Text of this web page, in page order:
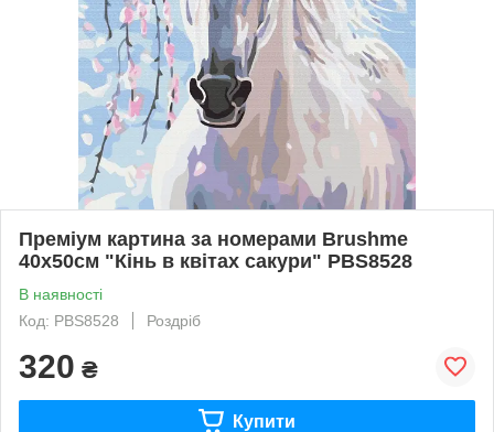
Преміум картина за номерами Brushme
40x50см "Кінь в квітах сакури" PBS8528
В наявності
Код: PBS8528
Роздріб
320 ₴
Купити